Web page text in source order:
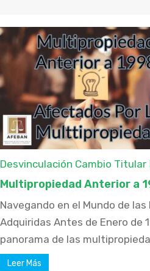
Desvinculación Cambio Titular
Multipropiedad Anterior a
Navegando en el Mundo de
Adquiridas Antes de Enero de
panorama de las
Leer Más